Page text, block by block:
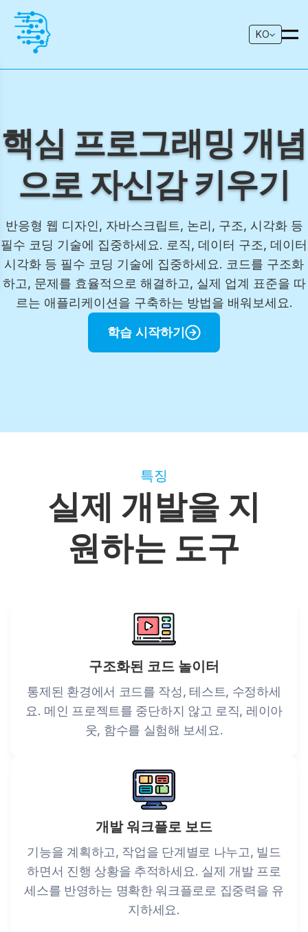
KO
핵심 프로그래밍 개념
으로 자신감 키우기
반응형 웹 디자인, 자바스크립트, 논리, 구조, 시각화 등
필수 코딩 기술에 집중하세요. 로직, 데이터 구조, 데이터
시각화 등 필수 코딩 기술에 집중하세요. 코드를 구조화
하고, 문제를 효율적으로 해결하고, 실제 업계 표준을 따
르는 애플리케이션을 구축하는 방법을 배워보세요.
학습 시작하기
특징
실제 개발을 지
원하는 도구
구조화된 코드 놀이터
통제된 환경에서 코드를 작성, 테스트, 수정하세
요. 메인 프로젝트를 중단하지 않고 로직, 레이아
웃, 함수를 실험해 보세요.
개발 워크플로 보드
기능을 계획하고, 작업을 단계별로 나누고, 빌드
하면서 진행 상황을 추적하세요. 실제 개발 프로
세스를 반영하는 명확한 워크플로로 집중력을 유
지하세요.